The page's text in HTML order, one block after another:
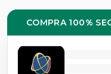
COMPRA 100%